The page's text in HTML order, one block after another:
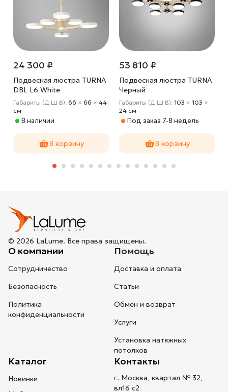
24 300 ₽
Подвесная люстра TURNA
DBL L6 White
Габариты (Д Ш В): 66 × 66 × 44
cм
В наличии
В корзину
53 810 ₽
Подвесная люстра TURNA
Черный
Габариты (Д Ш В): 103 × 103 ×
24 cм
Под заказ 7-8 недель
В корзину
© 2026 LaLume. Все права защищены.
О компании
Сотрудничество
Безопасность
Политика
конфиденциальности
Помощь
Доставка и оплата
Статьи
Обмен и возврат
Услуги
Установка натяжных
потолков
Каталог
Новинки
Контакты
г. Москва, квартал № 32,
вл16 с2